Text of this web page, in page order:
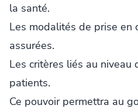
la santé.
Les modalités de prise en
assurées.
Les critères liés au niveau
patients.
Ce pouvoir permettra au